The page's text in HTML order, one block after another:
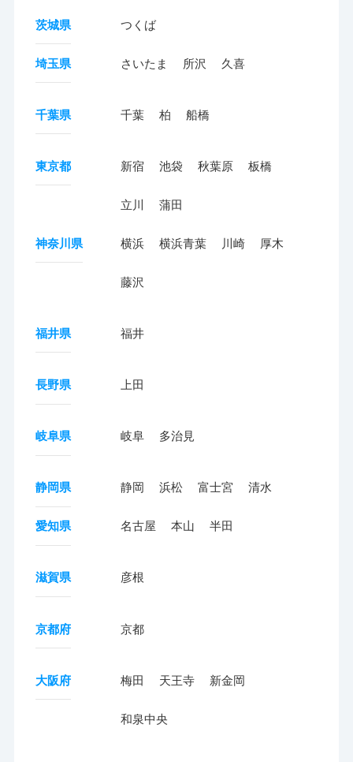
茨城県 つくば
埼玉県 さいたま 所沢 久喜
千葉県 千葉 柏 船橋
東京都 新宿 池袋 秋葉原 板橋
立川 蒲田
神奈川県 横浜 横浜青葉 川崎 厚木
藤沢
福井県 福井
長野県 上田
岐阜県 岐阜 多治見
静岡県 静岡 浜松 富士宮 清水
愛知県 名古屋 本山 半田
滋賀県 彦根
京都府 京都
大阪府 梅田 天王寺 新金岡
和泉中央